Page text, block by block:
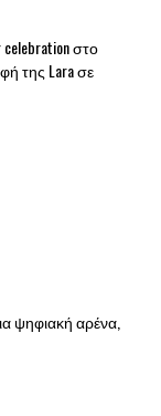
celebration στο
της Lara σε
ψηφιακή αρένα,